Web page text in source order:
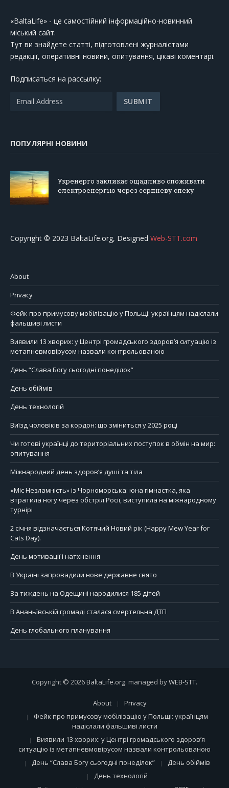
«BaltaLife» - це самостійний інформаційно-новинний
міський сайт.
Тут ви знайдете статті, підготовлені журналістами
редакції, оперативні новини, опитування, цікаві коментарі.
Подписаться на рассылку:
ПОПУЛЯРНІ НОВИНИ
Укренерго закликає ощадливо споживати
електроенергію через серпневу спеку
Copyright © 2023 BaltaLife.org, Designed Web-STT.com
About
Privacy
Фейк про примусову мобілізацію у Польщі: українцям надіслали
фальшиві листи
Виявили 13 хворих: у Центрі громадського здоров’я ситуацію із
метапневмовірусом назвали контрольованою
День “Слава Богу сьогодні понеділок”
День обіймів
День технологій
Виїзд чоловіків за кордон: що зміниться у 2025 році
Чи готові українці до територіальних поступок в обмін на мир:
опитування
Міжнародний день здоров’я душі та тіла
«Міс Незламність» із Чорноморська: юна гімнастка, яка
втратила ногу через обстріл Росії, виступила на міжнародному
турнірі
2 січня відзначається Котячий Новий рік (Happy Mew Year for
Cats Day).
День мотивації і натхнення
В Україні запровадили нове державне свято
За тиждень на Одещині народилися 185 дітей
В Ананьївській громаді сталася смертельна ДТП
День глобального планування
Copyright © 2026BaltaLife.org. managed byWEB-STT.
About
Privacy
Фейк про примусову мобілізацію у Польщі: українцям
надіслали фальшиві листи
Виявили 13 хворих: у Центрі громадського здоров’я
ситуацію із метапневмовірусом назвали контрольованою
День “Слава Богу сьогодні понеділок”
День обіймів
День технологій